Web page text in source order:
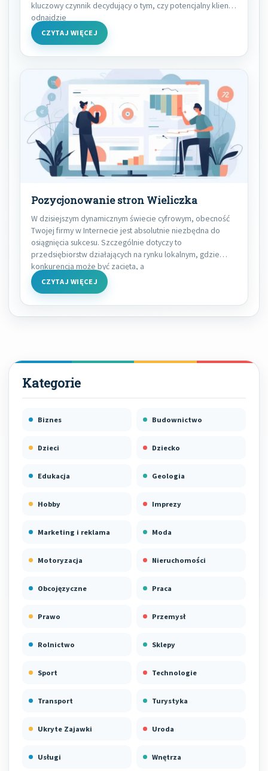
kluczowy czynnik decydujący o tym, czy potencjalny klient
odnajdzie
CZYTAJ WIĘCEJ
Pozycjonowanie stron Wieliczka
W dzisiejszym dynamicznym świecie cyfrowym, obecność
Twojej firmy w Internecie jest absolutnie niezbędna do
osiągnięcia sukcesu. Szczególnie dotyczy to
przedsiębiorstw działających na rynku lokalnym, gdzie
konkurencja może być zacięta, a
CZYTAJ WIĘCEJ
Biznes Budownictwo
Dzieci Dziecko
Edukacja Geologia
Hobby Imprezy
Marketing i reklama Moda
Motoryzacja Nieruchomości
Obcojęzyczne Praca
Prawo Przemysł
Rolnictwo Sklepy
Sport Technologie
Transport Turystyka
Ukryte Zajawki Uroda
Usługi Wnętrza